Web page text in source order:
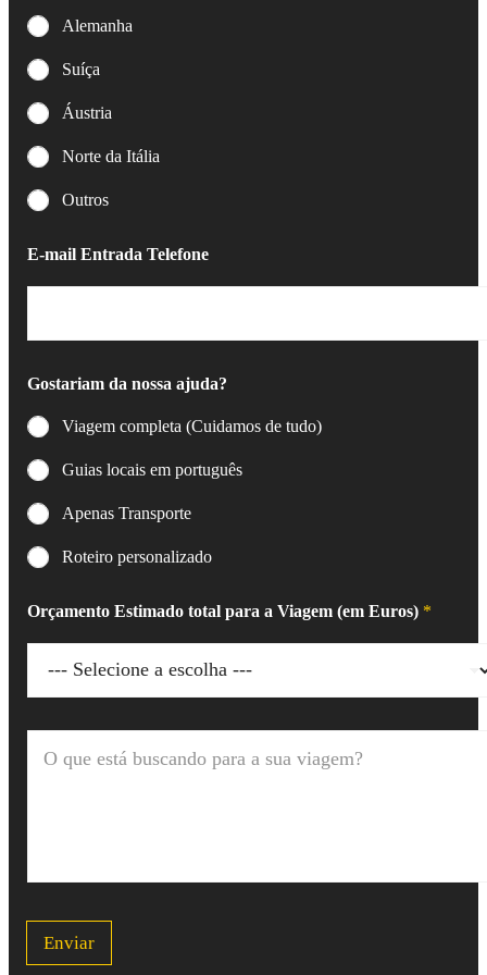
Alemanha
Suíça
Áustria
Norte da Itália
Outros
E-mail Entrada Telefone
Gostariam da nossa ajuda?
Viagem completa (Cuidamos de tudo)
Guias locais em português
Apenas Transporte
Roteiro personalizado
Orçamento Estimado total para a Viagem (em Euros) *
á
u
c
Enviar